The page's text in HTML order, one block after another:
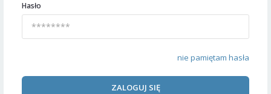
Hasło
nie pamiętam hasła
ZALOGUJ SIĘ